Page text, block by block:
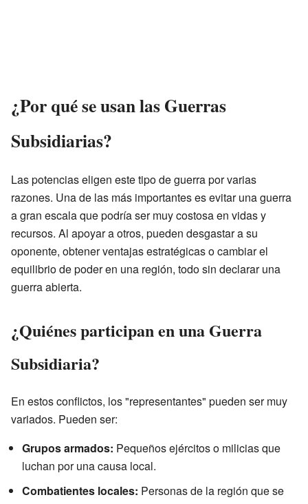
¿Por qué se usan las Guerras
Subsidiarias?
Las potencias eligen este tipo de guerra por varias
razones. Una de las más importantes es evitar una guerra
a gran escala que podría ser muy costosa en vidas y
recursos. Al apoyar a otros, pueden desgastar a su
oponente, obtener ventajas estratégicas o cambiar el
equilibrio de poder en una región, todo sin declarar una
guerra abierta.
¿Quiénes participan en una Guerra
Subsidiaria?
En estos conflictos, los "representantes" pueden ser muy
variados. Pueden ser:
Grupos armados: Pequeños ejércitos o milicias que
luchan por una causa local.
Combatientes locales: Personas de la región que se